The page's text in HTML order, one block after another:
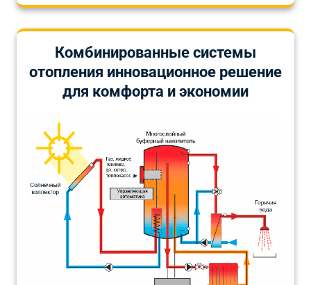
Комбинированные системы
отопления инновационное решение
для комфорта и экономии